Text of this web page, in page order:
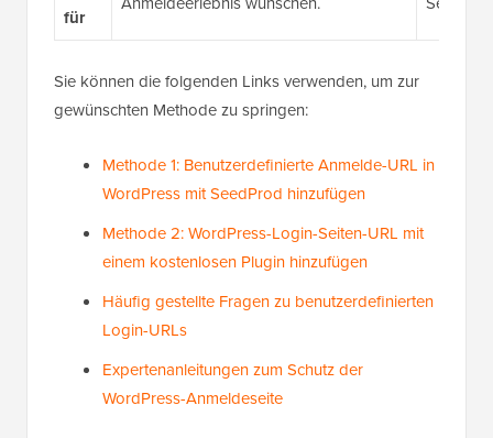
für
Sie können die folgenden Links verwenden, um zur
gewünschten Methode zu springen:
Methode 1: Benutzerdefinierte Anmelde-URL in
WordPress mit SeedProd hinzufügen
Methode 2: WordPress-Login-Seiten-URL mit
einem kostenlosen Plugin hinzufügen
Häufig gestellte Fragen zu benutzerdefinierten
Login-URLs
Expertenanleitungen zum Schutz der
WordPress-Anmeldeseite